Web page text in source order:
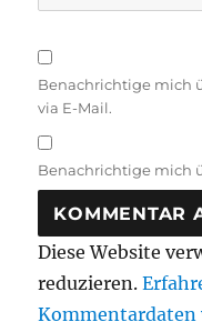
Benachrichtige mich
via E-Mail.
Benachrichtige mich
Diese Website
reduzieren.
Kommentardaten